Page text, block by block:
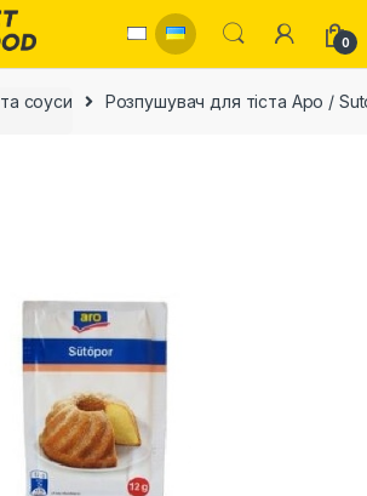
0
соуси Розпушувач для тіста Аро /